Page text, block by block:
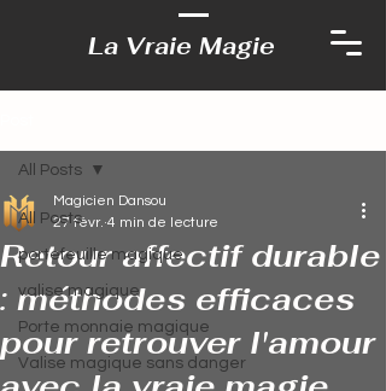
La Vraie Magie
All Posts
portefeuille magique
valise magique
Porte monnaie magique
Valise magique sans danger
All Posts
Retour affectif durable
: méthodes efficaces
pour retrouver l'amour
Magicien Dansou
27 févr. 4 min de lecture